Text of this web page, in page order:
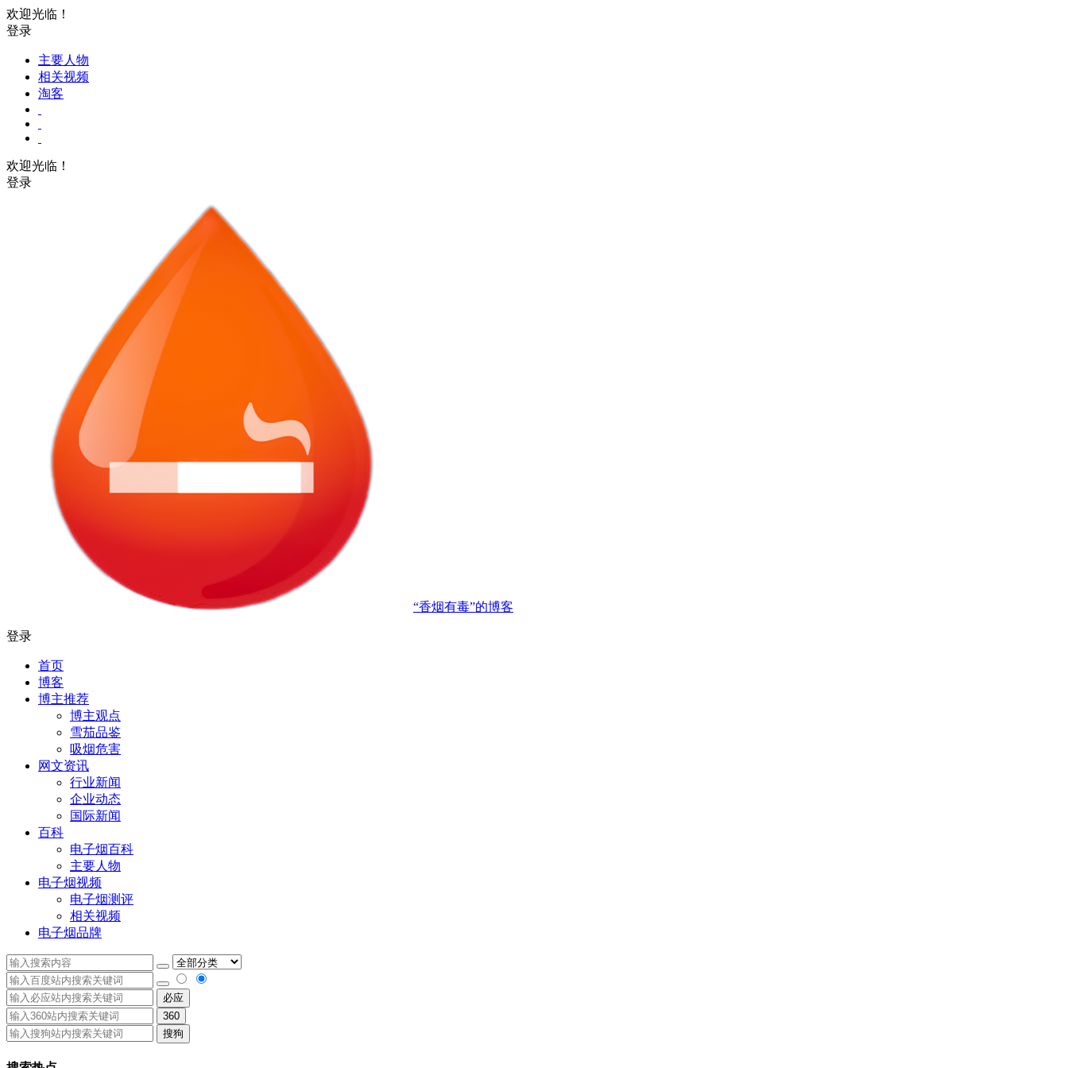
欢迎光临！
登录
主要人物
相关视频
淘客
欢迎光临！
登录
“香烟有毒”的博客
登录
首页
博客
博主推荐
博主观点
雪茄品鉴
吸烟危害
网文资讯
行业新闻
企业动态
国际新闻
百科
电子烟百科
主要人物
电子烟视频
电子烟测评
相关视频
电子烟品牌
必应
360
搜狗